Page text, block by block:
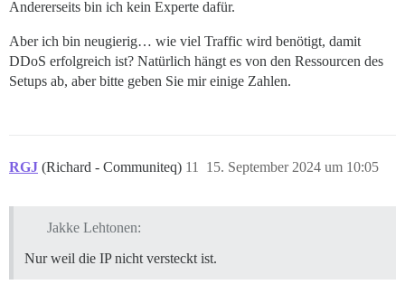
Andererseits bin ich kein Experte dafür.
Aber ich bin neugierig… wie viel Traffic wird benötigt, damit
DDoS erfolgreich ist? Natürlich hängt es von den Ressourcen des
Setups ab, aber bitte geben Sie mir einige Zahlen.
RGJ (Richard - Communiteq) 15. September 2024 um 10:05
11
Jakke Lehtonen:
Nur weil die IP nicht versteckt ist.